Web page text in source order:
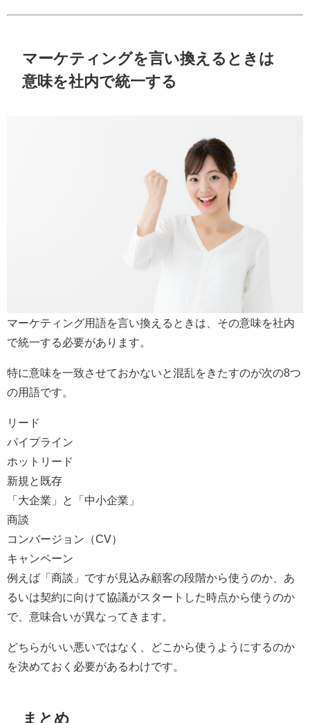
マーケティングを言い換えるときは
意味を社内で統一する
マーケティング用語を言い換えるときは、その意味を社内
で統一する必要があります。
特に意味を一致させておかないと混乱をきたすのが次の8つ
の用語です。
リード
パイプライン
ホットリード
新規と既存
「大企業」と「中小企業」
商談
コンバージョン（CV）
キャンペーン
例えば「商談」ですが見込み顧客の段階から使うのか、あ
るいは契約に向けて協議がスタートした時点から使うのか
で、意味合いが異なってきます。
どちらがいい悪いではなく、どこから使うようにするのか
を決めておく必要があるわけです。
まとめ